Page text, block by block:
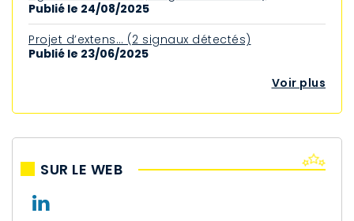
Publié le 24/08/2025
Projet d’extens… (2 signaux détectés)
Publié le 23/06/2025
Voir plus
SUR LE WEB